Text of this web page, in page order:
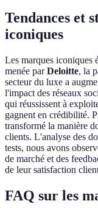
Tendances et
iconiques
Les marques iconiques
menée parDeloitte, la
secteur du luxe a
l'impact des réseaux
qui réussissent à
gagnent en crédibilité.
transformé la manière
clients. L'analyse des
tests, nous avons
de marché et des
de leur satisfaction
FAQ sur les